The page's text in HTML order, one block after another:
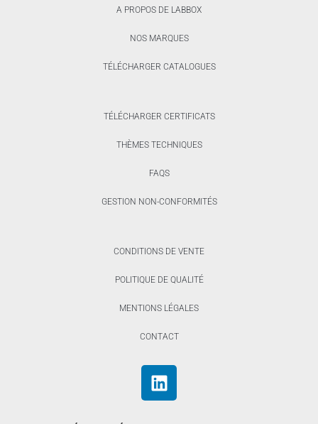
A PROPOS DE LABBOX
NOS MARQUES
TÉLÉCHARGER CATALOGUES
TÉLÉCHARGER CERTIFICATS
THÈMES TECHNIQUES
FAQS
GESTION NON-CONFORMITÉS
CONDITIONS DE VENTE
POLITIQUE DE QUALITÉ
MENTIONS LÉGALES
CONTACT